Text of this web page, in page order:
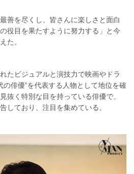
善を尽くし、皆さんに楽しさと面白
役目を果たすように努力する」と今
た。
たビジュアルと演技力で映画やドラ
の俳優”を代表する人物として地位を確
抜く特別な目を持っている俳優で、
しており、注目を集めている。